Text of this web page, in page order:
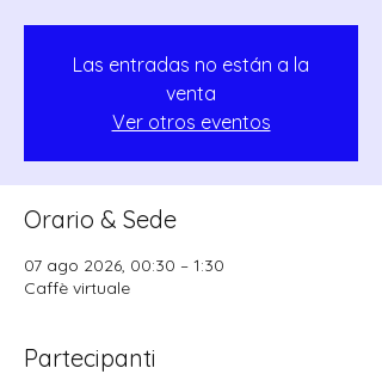
Las entradas no están a la
venta
Ver otros eventos
Orario & Sede
07 ago 2026, 00:30 – 1:30
Caffè virtuale
Partecipanti